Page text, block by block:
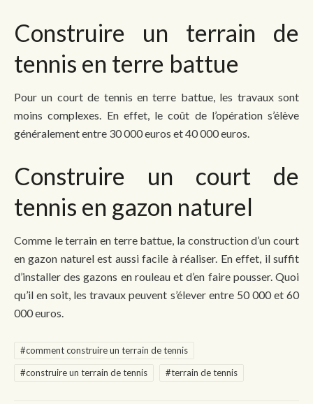
Construire un terrain de
tennis en terre battue
Pour un court de tennis en terre battue, les travaux sont
moins complexes. En effet, le coût de l’opération s’élève
généralement entre 30 000 euros et 40 000 euros.
Construire un court de
tennis en gazon naturel
Comme le terrain en terre battue, la construction d’un court
en gazon naturel est aussi facile à réaliser. En effet, il suffit
d’installer des gazons en rouleau et d’en faire pousser. Quoi
qu’il en soit, les travaux peuvent s’élever entre 50 000 et 60
000 euros.
#comment construire un terrain de tennis
#construire un terrain de tennis
#terrain de tennis